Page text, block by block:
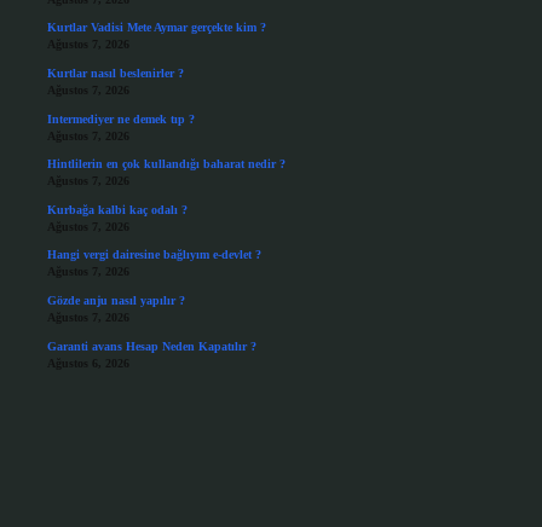
Kurtlar Vadisi Mete Aymar gerçekte kim ?
Ağustos 7, 2026
Kurtlar nasıl beslenirler ?
Ağustos 7, 2026
Intermediyer ne demek tıp ?
Ağustos 7, 2026
Hintlilerin en çok kullandığı baharat nedir ?
Ağustos 7, 2026
Kurbağa kalbi kaç odalı ?
Ağustos 7, 2026
Hangi vergi dairesine bağlıyım e-devlet ?
Ağustos 7, 2026
Gözde anju nasıl yapılır ?
Ağustos 7, 2026
Garanti avans Hesap Neden Kapatılır ?
Ağustos 6, 2026